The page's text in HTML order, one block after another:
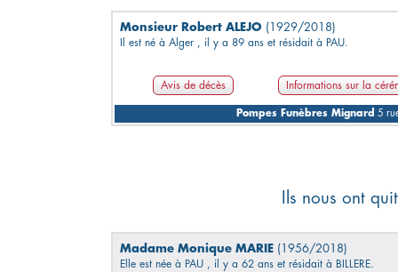
Monsieur Robert ALEJO (1929/2018)
Il est né à Alger , il y a 89 ans et résidait à PAU.
Avis de décès Informations sur la
Pompes Funèbres Mignard 5
Ils nous ont
Madame Monique MARIE (1956/2018)
Elle est née à PAU , il y a 62 ans et résidait à BILLERE.